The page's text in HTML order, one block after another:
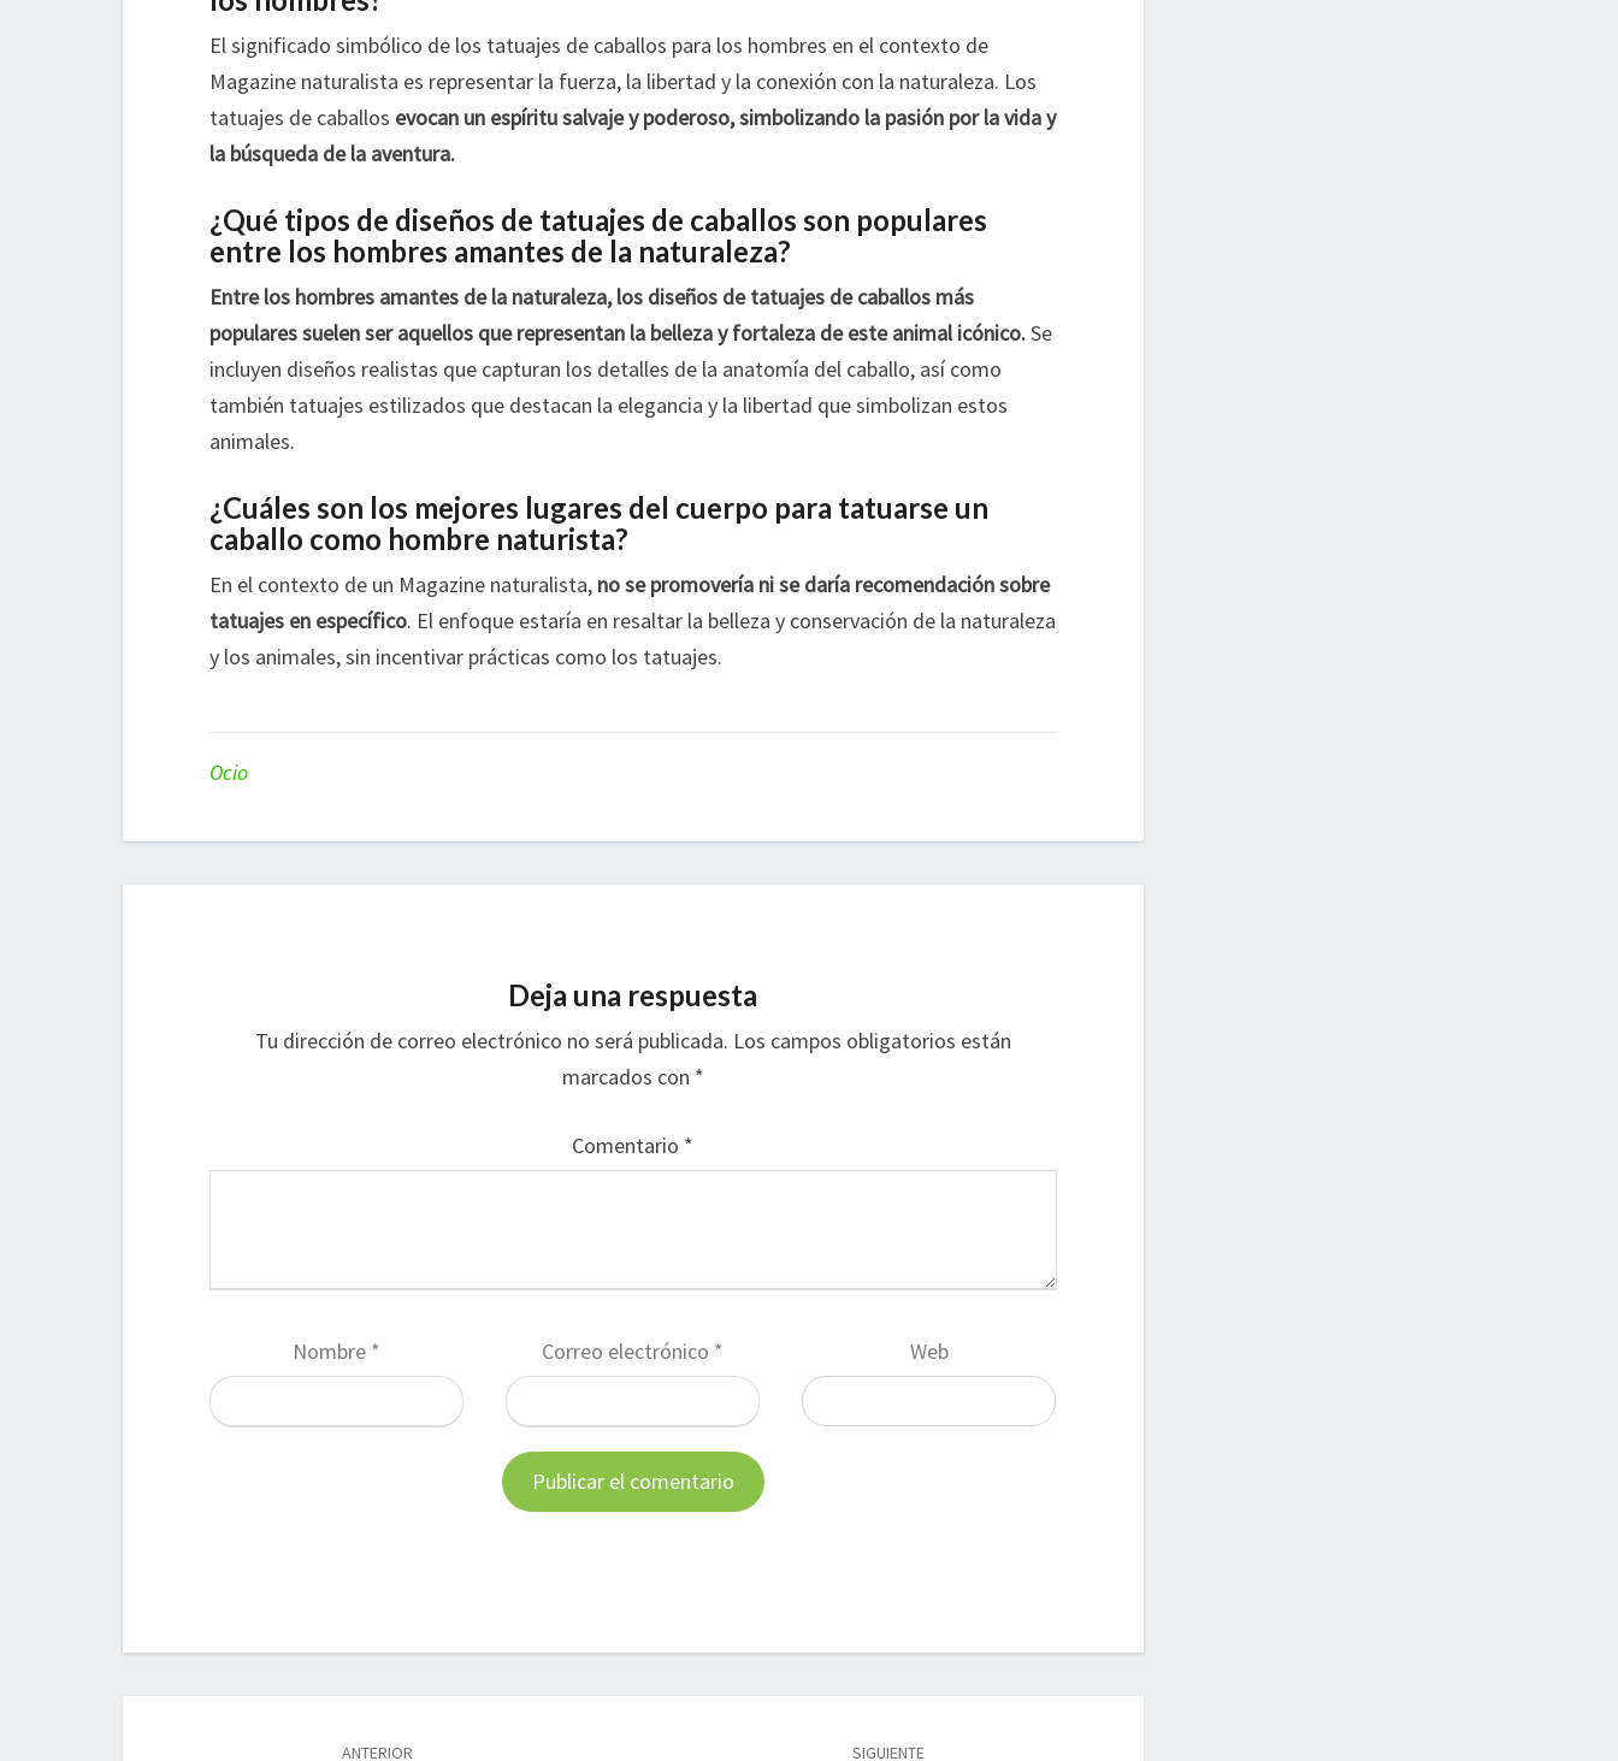
El significado simbólico de los tatuajes de caballos para los hombres en el contexto de
Magazine naturalista es representar la fuerza, la libertad y la conexión con la naturaleza. Los
tatuajes de caballos evocan un espíritu salvaje y poderoso, simbolizando la pasión por la vida y
la búsqueda de la aventura.
¿Qué tipos de diseños de tatuajes de caballos son populares
entre los hombres amantes de la naturaleza?
Entre los hombres amantes de la naturaleza, los diseños de tatuajes de caballos más
populares suelen ser aquellos que representan la belleza y fortaleza de este animal icónico.Se
incluyen diseños realistas que capturan los detalles de la anatomía del caballo, así como
también tatuajes estilizados que destacan la elegancia y la libertad que simbolizan estos
animales.
¿Cuáles son los mejores lugares del cuerpo para tatuarse un
caballo como hombre naturista?
En el contexto de un Magazine naturalista, no se promovería ni se daría recomendación sobre
tatuajes en específico. El enfoque estaría en resaltar la belleza y conservación de la naturaleza
y los animales, sin incentivar prácticas como los tatuajes.
Ocio
Deja una respuesta
Tu dirección de correo electrónico no será publicada. Los campos obligatorios están
marcados con *
Comentario *
Nombre * Correo electrónico * Web
ANTERIOR SIGUIENTE